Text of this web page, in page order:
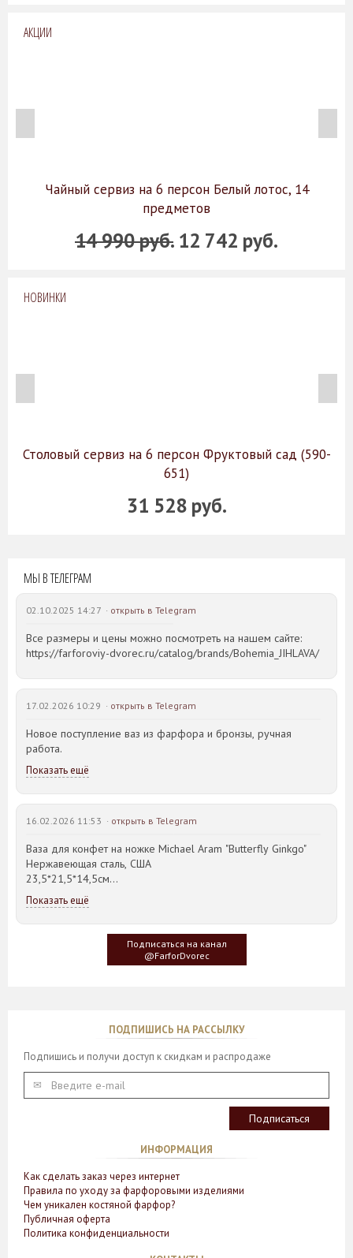
АКЦИИ
Чайный сервиз на 6 персон Белый лотос, 14
предметов
14 990 руб. 12 742 руб.
НОВИНКИ
Столовый сервиз на 6 персон Фруктовый сад (590-
651)
31 528 руб.
МЫ В ТЕЛЕГРАМ
02.10.2025 14:27 · открыть в Telegram
Все размеры и цены можно посмотреть на нашем сайте:
https://farforoviy-dvorec.ru/catalog/brands/Bohemia_JIHLAVA/
17.02.2026 10:29 · открыть в Telegram
Новое поступление ваз из фарфора и бронзы, ручная
работа.
Показать ещё
16.02.2026 11:53 · открыть в Telegram
Ваза для конфет на ножке Michael Aram "Butterfly Ginkgo"
Нержавеющая сталь, США
23,5*21,5*14,5см
Идея такого дизайна предметов сервировки стола пришла
создателю, когда он впервые увидел дерево Гинкго Билоба,
у которого растут двойные листья, напоминающие крылья
Показать ещё
Подписаться на канал
@FarforDvorec
ПОДПИШИСЬ НА РАССЫЛКУ
Подпишись и получи доступ к скидкам и распродаже
ИНФОРМАЦИЯ
Как сделать заказ через интернет
Правила по уходу за фарфоровыми изделиями
Чем уникален костяной фарфор?
Публичная оферта
Политика конфиденциальности